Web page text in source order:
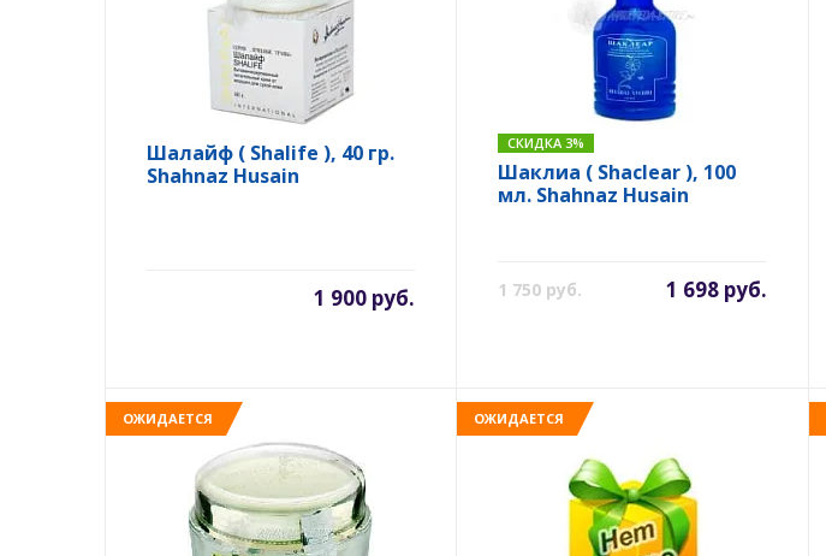
Шалайф ( Shalife ), 40 гр.
Shahnaz Husain
1 900 руб.
СКИДКА 3%
Шаклиа ( Shaclear ), 100
мл. Shahnaz Husain
1 750 руб. 1 698 руб.
ОЖИДАЕТСЯ ОЖИДАЕТСЯ